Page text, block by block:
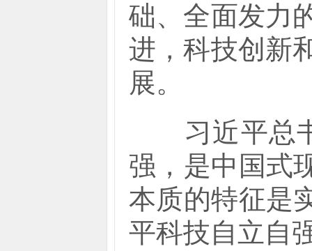
础、全面发力
进，科技创新
展。
习近平总书
强，是中国式
本质的特征是
平科技自立自